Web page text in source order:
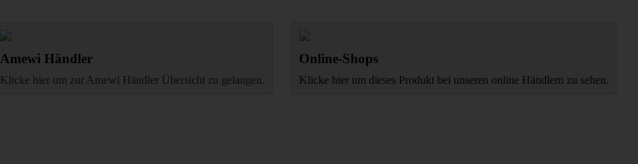
Amewi Händler
Klicke hier um zur Amewi Händler Übersicht zu gelangen.
Online-Shops
Klicke hier um dieses Produkt bei unseren online Händlern zu sehen.